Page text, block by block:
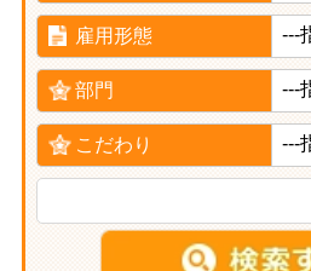
雇用形態
部門
こだわり